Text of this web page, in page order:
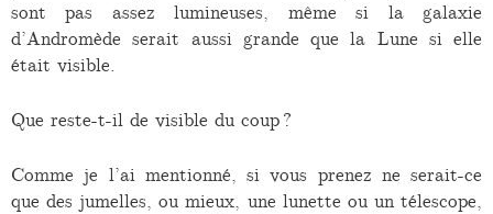
sont pas assez lumineuses, même si la galaxie
d’Andromède serait aussi grande que la Lune si elle
était visible.
Que reste-t-il de visible du coup ?
Comme je l’ai mentionné, si vous prenez ne serait-ce
que des jumelles, ou mieux, une lunette ou un télescope,